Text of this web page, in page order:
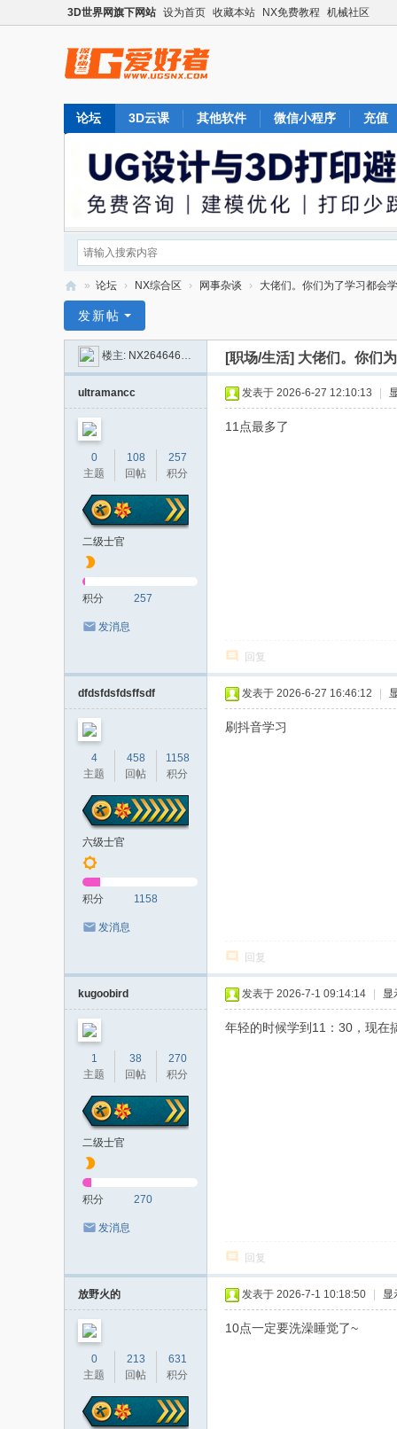
3D世界网旗下网站 设为首页 收藏本站 NX免费教程 机械社区
论坛 3D云课 其他软件 微信小程序 充值
G
» 论坛 › NX综合区 › 网事杂谈 › 大佬们。你们为了学习都会
发新帖
楼主: NX2646464584 [职场/生活] 大佬们。你们
ultramancc
0
主题
108
回帖
257
积分
二级士官
积分 257
发消息
发表于 2026-6-27 12:10:13
11点最多了
回复
dfdsfdsfdsffsdf
4
主题
458
回帖
1158
积分
六级士官
积分 1158
发消息
发表于 2026-6-27 16:46:12
刷抖音学习
回复
kugoobird
1
主题
38
回帖
270
积分
二级士官
积分 270
发消息
发表于 2026-7-1 09:14:14 显
年轻的时候学到11：30，现在
回复
放野火的
0
主题
213
回帖
631
积分
发表于 2026-7-1 10:18:50 显
10点一定要洗澡睡觉了~